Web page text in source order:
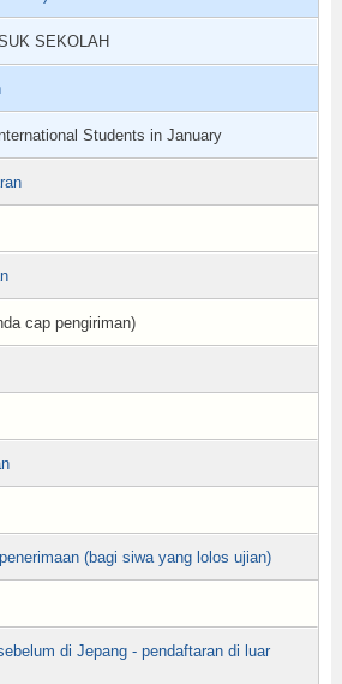
SEKOLAH
Students in January
cap pengiriman)
(bagi siwa yang lolos ujian)
di Jepang - pendaftaran di luar